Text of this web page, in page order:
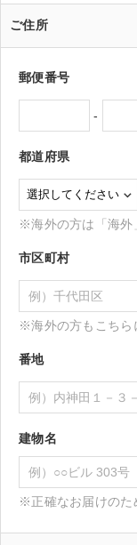
ご住所
郵便番号
-
都道府県
※海外の方は「海外
市区町村
※海外の方もこちら
番地
建物名
※正確なお届けのた